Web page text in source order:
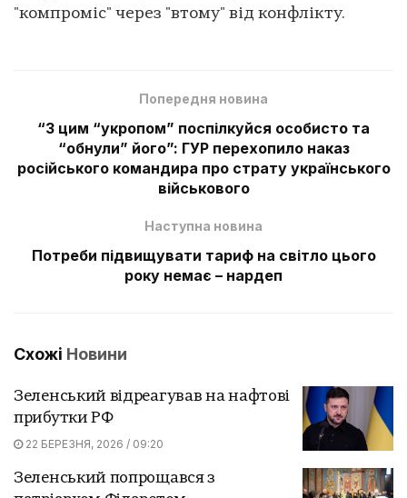
"компроміс" через "втому" від конфлікту.
Попередня новина
“З цим “укропом” поспілкуйся особисто та
“обнули” його”: ГУР перехопило наказ
російського командира про страту українського
військового
Наступна новина
Потреби підвищувати тариф на світло цього
року немає – нардеп
Схожі Новини
Зеленський відреагував на нафтові
прибутки РФ
22 БЕРЕЗНЯ, 2026 / 09:20
Зеленський попрощався з